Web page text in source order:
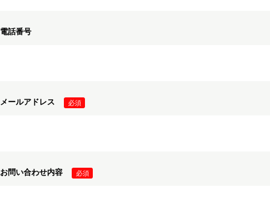
電話番号
メールアドレス
お問い合わせ内容